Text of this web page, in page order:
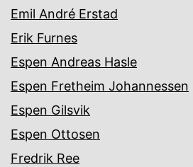
Emil André Erstad
Erik Furnes
Espen Andreas Hasle
Espen Fretheim Johannessen
Espen Gilsvik
Espen Ottosen
Fredrik Ree